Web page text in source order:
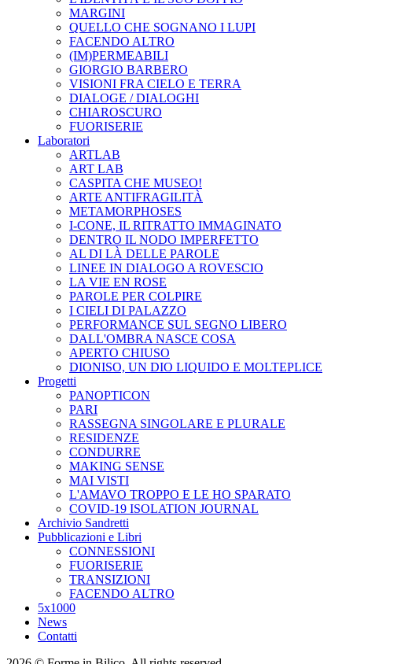
MARGINI
QUELLO CHE SOGNANO I LUPI
FACENDO ALTRO
(IM)PERMEABILI
GIORGIO BARBERO
VISIONI FRA CIELO E TERRA
DIALOGE / DIALOGHI
CHIAROSCURO
FUORISERIE
Laboratori
ARTLAB
ART LAB
CASPITA CHE MUSEO!
ARTE ANTIFRAGILITÀ
METAMORPHOSES
I-CONE, IL RITRATTO IMMAGINATO
DENTRO IL NODO IMPERFETTO
AL DI LÀ DELLE PAROLE
LINEE IN DIALOGO A ROVESCIO
LA VIE EN ROSE
PAROLE PER COLPIRE
I CIELI DI PALAZZO
PERFORMANCE SUL SEGNO LIBERO
DALL'OMBRA NASCE COSA
APERTO CHIUSO
DIONISO, UN DIO LIQUIDO E MOLTEPLICE
Progetti
PANOPTICON
PARI
RASSEGNA SINGOLARE E PLURALE
RESIDENZE
CONDURRE
MAKING SENSE
MAI VISTI
L'AMAVO TROPPO E LE HO SPARATO
COVID-19 ISOLATION JOURNAL
Archivio Sandretti
Pubblicazioni e Libri
CONNESSIONI
FUORISERIE
TRANSIZIONI
FACENDO ALTRO
5x1000
News
Contatti